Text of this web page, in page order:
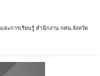
ละการเรียนรู้ สำนักงาน กศน.จังหวัด